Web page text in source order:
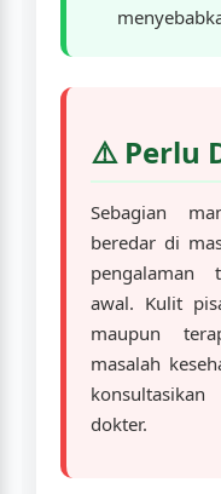
⚠️ Perlu
Sebagian
beredar di
pengalaman
awal. Kulit
maupun
masalah
dokter.